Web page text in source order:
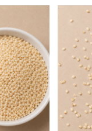
ideaal
smaakt het
als basis voor tahin
ook een
dip voor bij de
geroosterd,
met wat